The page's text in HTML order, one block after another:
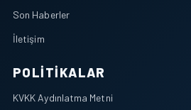
Son Haberler
İletişim
POLITIKALAR
KVKK Aydınlatma Metni